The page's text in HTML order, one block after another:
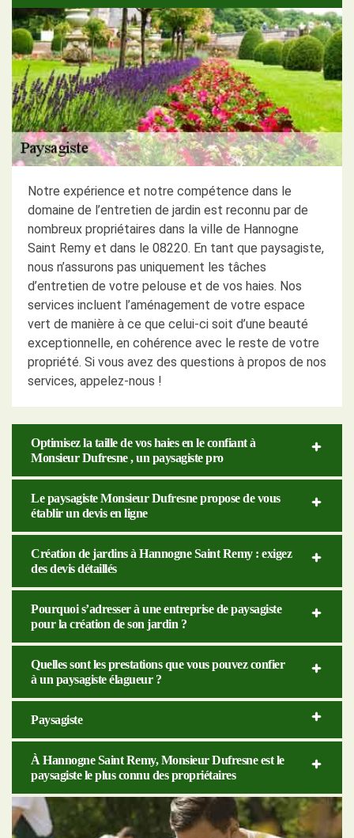
Notre expérience et notre compétence dans le
domaine de l’entretien de jardin est reconnu par de
nombreux propriétaires dans la ville de Hannogne
Saint Remy et dans le 08220. En tant que paysagiste,
nous n’assurons pas uniquement les tâches
d’entretien de votre pelouse et de vos haies. Nos
services incluent l’aménagement de votre espace
vert de manière à ce que celui-ci soit d’une beauté
exceptionnelle, en cohérence avec le reste de votre
propriété. Si vous avez des questions à propos de nos
services, appelez-nous !
Optimisez la taille de vos haies en le confiant à
Monsieur Dufresne , un paysagiste pro
Le paysagiste Monsieur Dufresne propose de vous
établir un devis en ligne
Création de jardins à Hannogne Saint Remy : exigez
des devis détaillés
Pourquoi s’adresser à une entreprise de paysagiste
pour la création de son jardin ?
Quelles sont les prestations que vous pouvez confier
à un paysagiste élagueur ?
Paysagiste
À Hannogne Saint Remy, Monsieur Dufresne est le
paysagiste le plus connu des propriétaires